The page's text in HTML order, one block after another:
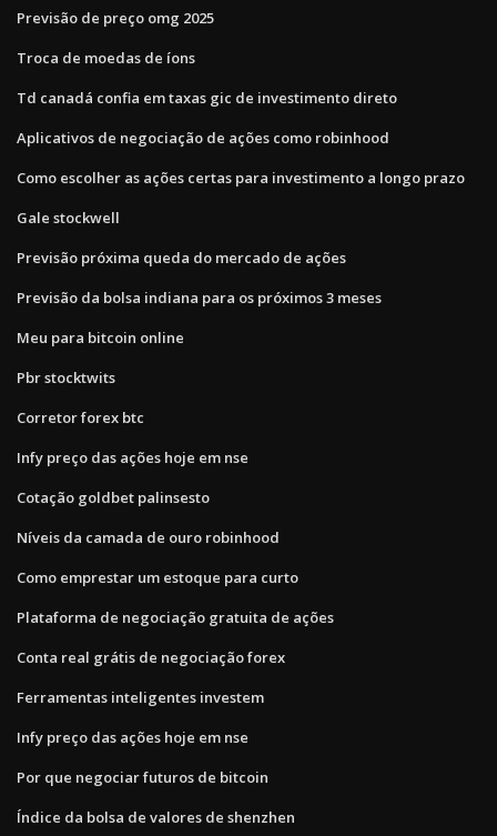
Previsão de preço omg 2025
Troca de moedas de íons
Td canadá confia em taxas gic de investimento direto
Aplicativos de negociação de ações como robinhood
Como escolher as ações certas para investimento a longo prazo
Gale stockwell
Previsão próxima queda do mercado de ações
Previsão da bolsa indiana para os próximos 3 meses
Meu para bitcoin online
Pbr stocktwits
Corretor forex btc
Infy preço das ações hoje em nse
Cotação goldbet palinsesto
Níveis da camada de ouro robinhood
Como emprestar um estoque para curto
Plataforma de negociação gratuita de ações
Conta real grátis de negociação forex
Ferramentas inteligentes investem
Infy preço das ações hoje em nse
Por que negociar futuros de bitcoin
Índice da bolsa de valores de shenzhen